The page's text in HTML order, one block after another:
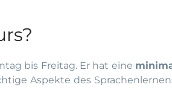
bis Freitag. Er hat eine
Aspekte des